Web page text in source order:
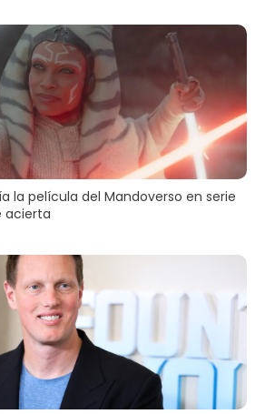
la película del Mandoverso en serie
acierta